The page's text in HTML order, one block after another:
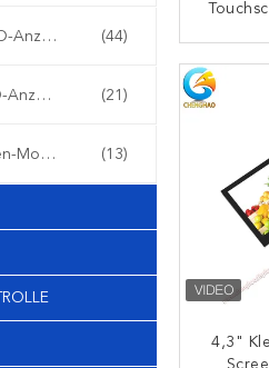
industrielle LCD-Anzeige (44)
Einfarbige LCD-Anzeige (21)
OLED-Anzeigen-Modul (13)
4,3"